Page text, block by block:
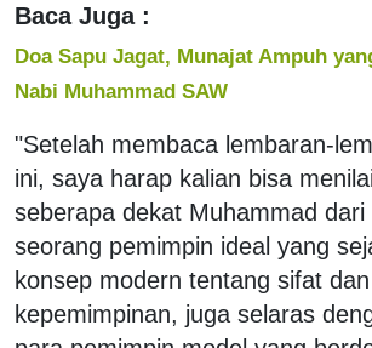
Baca Juga :
Doa Sapu Jagat, Munajat Ampuh
Nabi Muhammad SAW
"Setelah membaca lembaran-
ini, saya harap kalian bisa
seberapa dekat Muhammad
seorang pemimpin ideal yang
konsep modern tentang sifat
kepemimpinan, juga selaras